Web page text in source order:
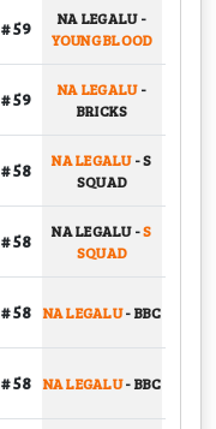
# 59 NA LEGALU-
YOUNG BLOOD
# 59 NA LEGALU-
BRICKS
# 58 NA LEGALU-S
SQUAD
# 58 NA LEGALU-S
SQUAD
# 58 NA LEGALU-BBC
# 58 NA LEGALU-BBC